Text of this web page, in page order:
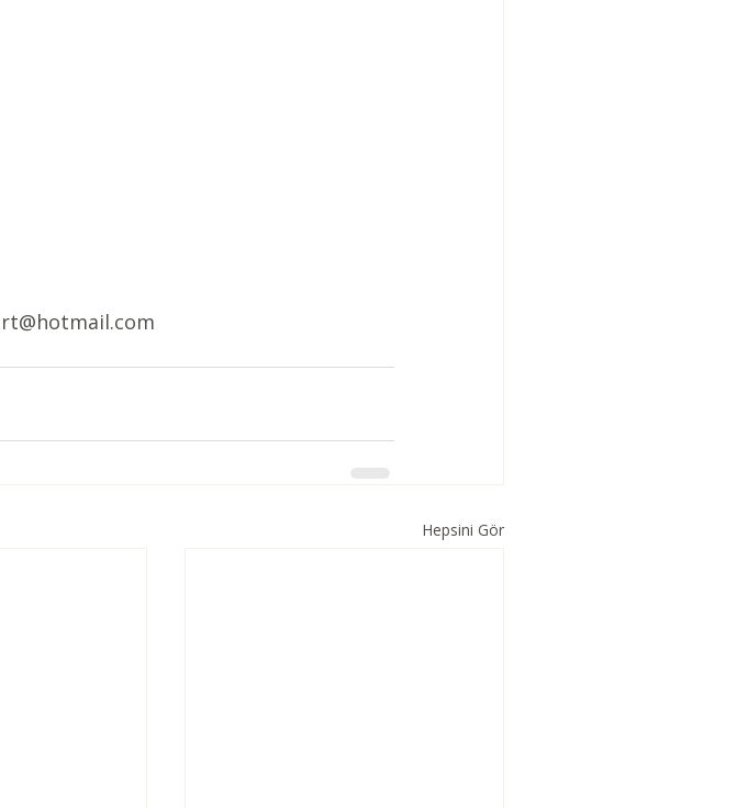
Hepsini Gör